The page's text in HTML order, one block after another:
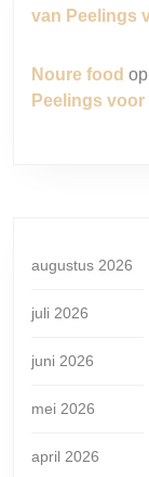
van Peelings
Noure food op
Peelings voor
augustus 2026
juli 2026
juni 2026
mei 2026
april 2026